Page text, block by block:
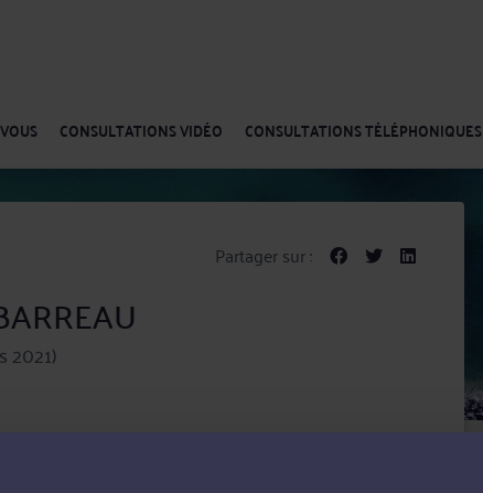
CONSULTATIONS VIDÉO CONSULTATIONS TÉLÉPHONIQUES
Partager sur :
2021)
en matière de conseil que de contentieux,
douanier et Droit pénal.